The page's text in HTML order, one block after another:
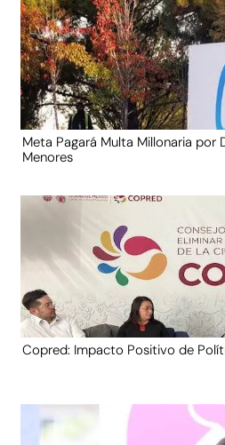
Meta Pagará Multa Millonaria por
Menores
Copred: Impacto Positivo de